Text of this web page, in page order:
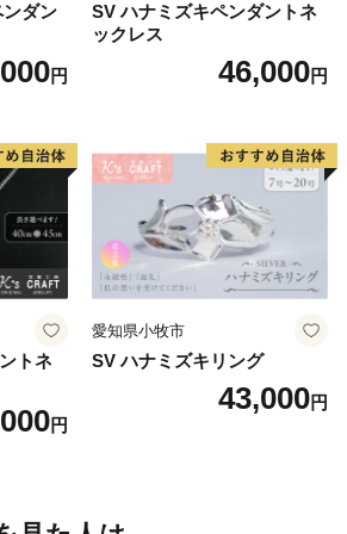
ダン
円
SV ハナミズキペンダントネ
ックレス
46,000円
トネ
円
愛知県小牧市
SV ハナミズキリング
43,000円